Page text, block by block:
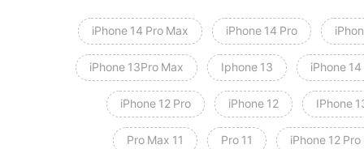
iPhone 14 Pro
iPhone 14 Pro Max
iPhone 14
Iphone 13
iPhone 13Pro Max
IPhone
iPhone 12
iPhone 12 Pro
iPhone 12 Pro
11 Pro
11 Pro Max